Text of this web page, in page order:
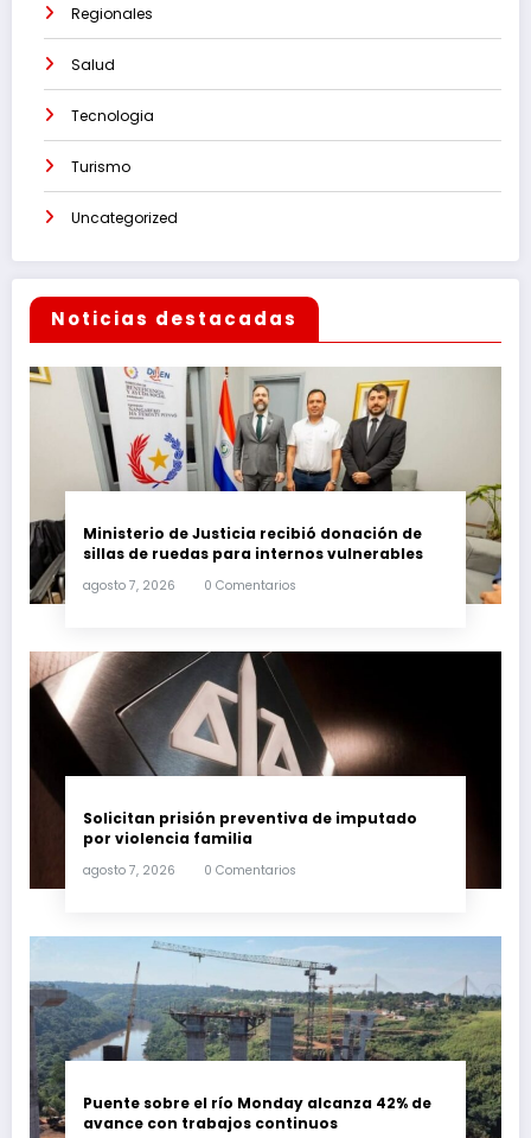
Regionales
Salud
Tecnologia
Turismo
Uncategorized
Noticias destacadas
Ministerio de Justicia recibió donación de
sillas de ruedas para internos vulnerables
agosto 7, 2026 0 Comentarios
Solicitan prisión preventiva de imputado
por violencia familia
agosto 7, 2026 0 Comentarios
Puente sobre el río Monday alcanza 42% de
avance con trabajos continuos